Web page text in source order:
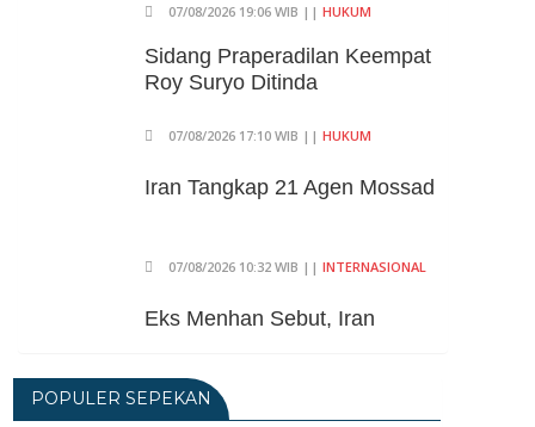
07/08/2026 19:06 WIB || HUKUM
Sidang Praperadilan Keempat
Roy Suryo Ditinda
07/08/2026 17:10 WIB || HUKUM
Iran Tangkap 21 Agen Mossad
07/08/2026 10:32 WIB || INTERNASIONAL
Eks Menhan Sebut, Iran
06/08/2026 19:39 WIB ||
POPULER SEPEKAN